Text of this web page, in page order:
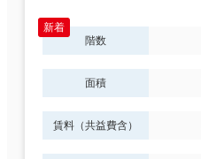
階数
面積
賃料（共益費含）